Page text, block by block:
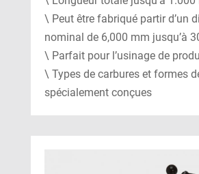
\ Peut être fabriqué partir d’un
nominal de 6,000 mm jusqu’à
\ Parfait pour l’usinage de
\ Types de carbures et formes
spécialement conçues